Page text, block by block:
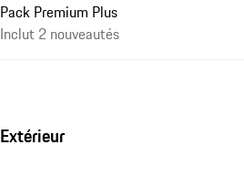
Pack Premium Plus
Inclut 2 nouveautés
Extérieur